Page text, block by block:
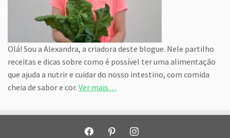
Olá! Sou a Alexandra, a criadora deste blogue. Nele partilho
receitas e dicas sobre como é possível ter uma alimentação
que ajuda a nutrir e cuidar do nosso intestino, com comida
cheia de sabor e cor. Ver mais…
facebook pinterest instagram